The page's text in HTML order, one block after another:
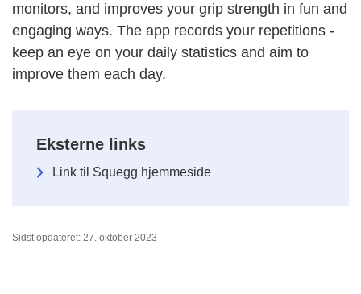
monitors, and improves your grip strength in fun and
engaging ways. The app records your repetitions -
keep an eye on your daily statistics and aim to
improve them each day.
Eksterne links
Link til Squegg hjemmeside
Sidst opdateret: 27. oktober 2023